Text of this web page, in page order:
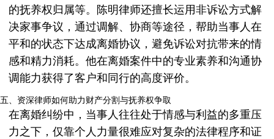
的抚养权归属等。陈明律师还擅长运用非诉讼方式解
决家事争议，通过调解、协商等途径，帮助当事人在
平和的状态下达成离婚协议，避免诉讼对抗带来的情
感和精力消耗。他在离婚案件中的专业素养和沟通协
调能力获得了客户和同行的高度评价。
五、资深律师如何助力财产分割与抚养权争取
在离婚纠纷中，当事人往往处于情感与利益的多重压
力之下，仅靠个人力量很难应对复杂的法律程序和证